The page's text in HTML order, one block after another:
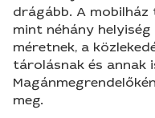
drágább. A mobilház
mint néhány
méretnek, a
tárolásnak és annak
meg.